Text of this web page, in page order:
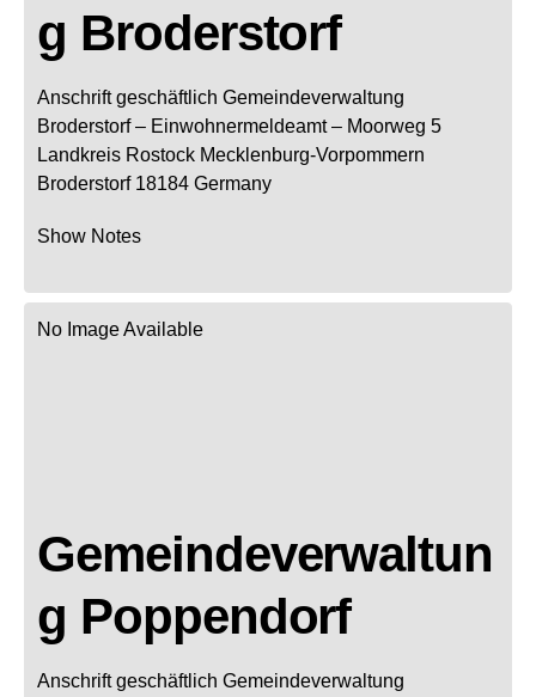
g Broderstorf
Anschrift geschäftlich Gemeindeverwaltung
Broderstorf – Einwohnermeldeamt – Moorweg 5
Landkreis Rostock Mecklenburg-Vorpommern
Broderstorf 18184 Germany
Show Notes
No Image Available
Gemeindeverwaltun
g Poppendorf
Anschrift geschäftlich Gemeindeverwaltung